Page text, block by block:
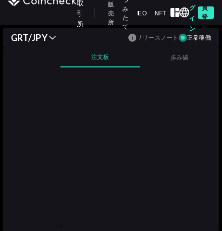
取
引
所
販
売
所
み
た
て
IEO NFT
グ
イ
ン
員
登
録
GRT/JPY リリースノート 正常稼働
注文板 歩み値